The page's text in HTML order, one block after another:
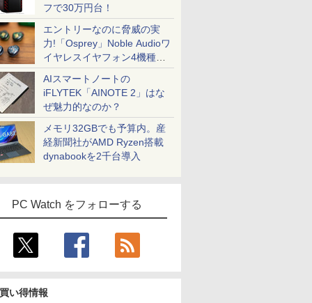
フで30万円台！
エントリーなのに脅威の実
力!「Osprey」Noble Audioワ
イヤレスイヤフォン4機種を
一気に聴く
AIスマートノートの
iFLYTEK「AINOTE 2」はな
ぜ魅力的なのか？
メモリ32GBでも予算内。産
経新聞社がAMD Ryzen搭載
dynabookを2千台導入
PC Watch をフォローする
い得情報